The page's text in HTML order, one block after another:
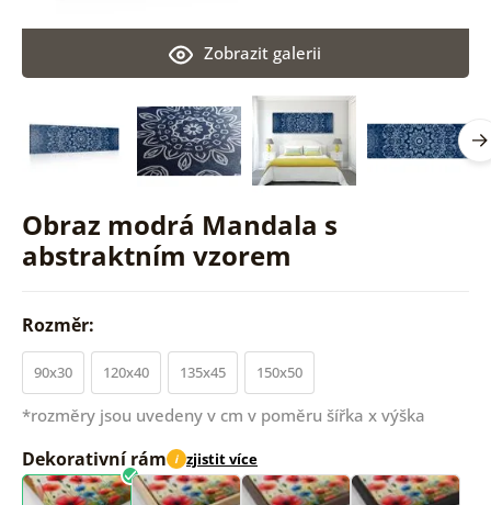
Obraz modrá Mandala s
abstraktním vzorem
Zobrazit galerii
Rozměr:
90x30 120x40 135x45 150x50
*rozměry jsou uvedeny v cm v poměru šířka x výška
Dekorativní rám i zjistit více